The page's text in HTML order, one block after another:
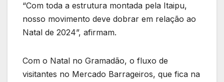
“Com toda a estrutura montada pela Itaipu,
nosso movimento deve dobrar em relação ao
Natal de 2024”, afirmam.
Com o Natal no Gramadão, o fluxo de
visitantes no Mercado Barrageiros, que fica na